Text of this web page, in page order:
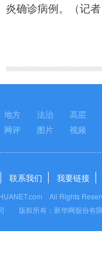
炎确诊病例。（记者
地方 法治 高层
网评 图片 视频
联系我们 我要链接
All Rights
版权所有：新华网股份有